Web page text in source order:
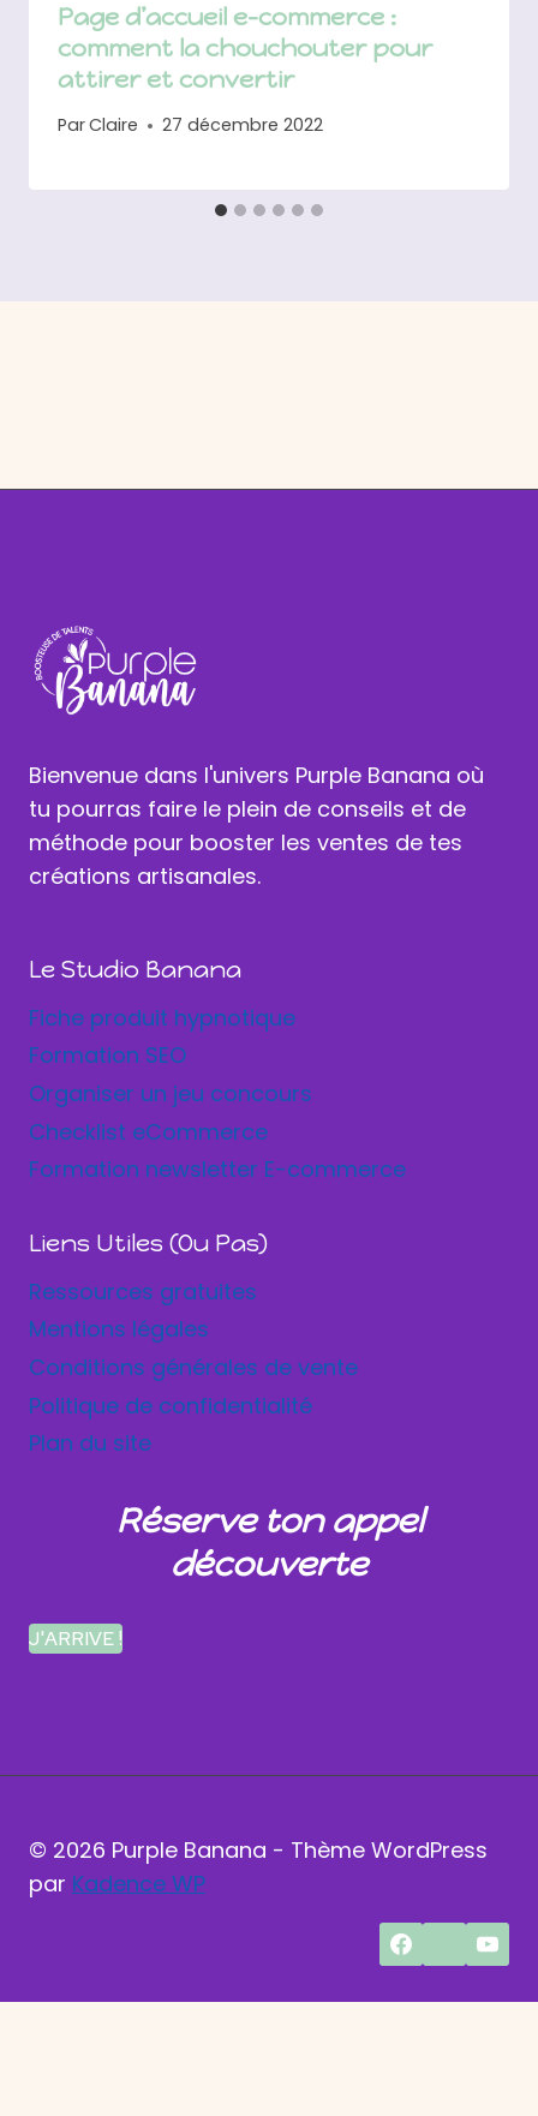
Page d’accueil e-commerce :
comment la chouchouter pour
attirer et convertir
ParClaire 27 décembre 2022
Bienvenue dans l'univers Purple Banana où
tu pourras faire le plein de conseils et de
méthode pour booster les ventes de tes
créations artisanales.
Le Studio Banana
Fiche produit hypnotique
Formation SEO
Organiser un jeu concours
Checklist eCommerce
Formation newsletter E-commerce
Liens Utiles (ou Pas)
Ressources gratuites
Mentions légales
Conditions générales de vente
Politique de confidentialité
Plan du site
Réserve ton appel
découverte
J'ARRIVE !
© 2026 Purple Banana - Thème WordPress
par Kadence WP